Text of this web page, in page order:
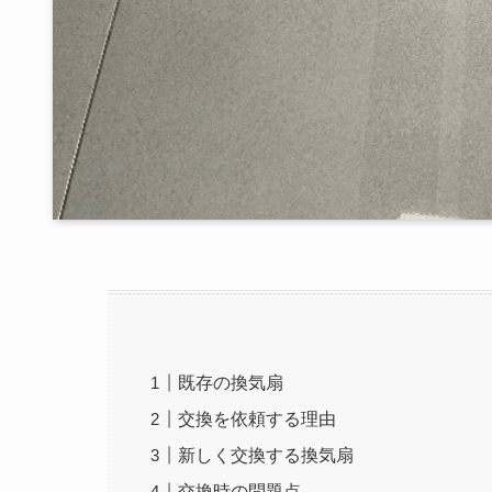
既存の換気扇
交換を依頼する理由
新しく交換する換気扇